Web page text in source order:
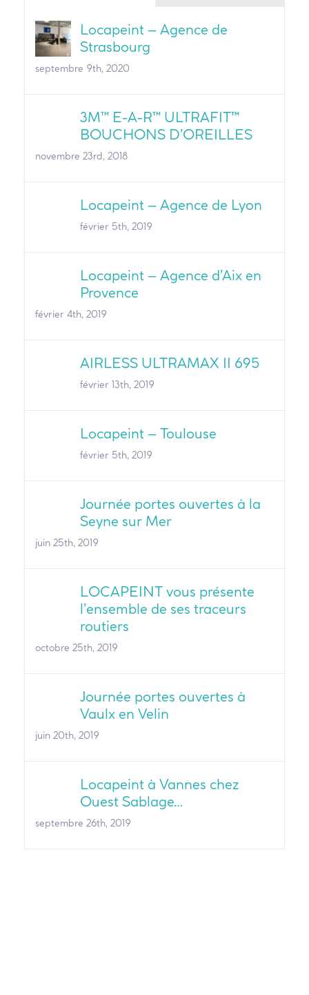
Locapeint – Agence de
Strasbourg
septembre 9th, 2020
3M™ E-A-R™ ULTRAFIT™
BOUCHONS D’OREILLES
novembre 23rd, 2018
Locapeint – Agence de Lyon
février 5th, 2019
Locapeint – Agence d’Aix en
Provence
février 4th, 2019
AIRLESS ULTRAMAX II 695
février 13th, 2019
Locapeint – Toulouse
février 5th, 2019
Journée portes ouvertes à la
Seyne sur Mer
juin 25th, 2019
LOCAPEINT vous présente
l’ensemble de ses traceurs
routiers
octobre 25th, 2019
Journée portes ouvertes à
Vaulx en Velin
juin 20th, 2019
Locapeint à Vannes chez
Ouest Sablage…
septembre 26th, 2019